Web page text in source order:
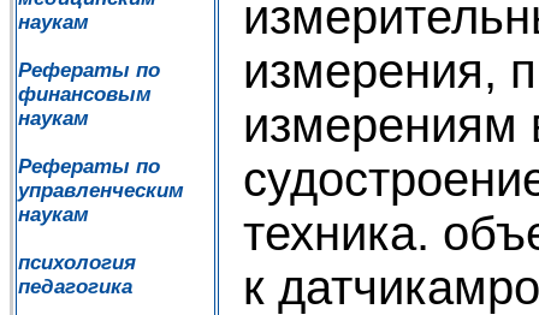
наукам
Рефераты по
финансовым
наукам
Рефераты по
управленческим
наукам
психология
педагогика
измерения,
измерениям
техника.
к